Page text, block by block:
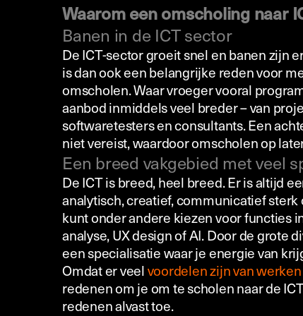
Waarom een omscholing naar
Banen in de ICT sector
De ICT-sector groeit snel en banen zijn
is dan ook een belangrijke reden voor
omscholen. Waar vroeger vooral
aanbod inmiddels veel breder – van
softwaretesters en consultants. Een
niet vereist, waardoor omscholen op
Een breed vakgebied met veel
De ICT is breed, heel breed. Er is altijd
analytisch, creatief, communicatief sterk
kunt onder andere kiezen voor functies
analyse, UX design of AI. Door de grote
een specialisatie waar je energie van
Omdat er veelvoordelen zijn van
redenen om je om te scholen naar de
redenen alvast toe.